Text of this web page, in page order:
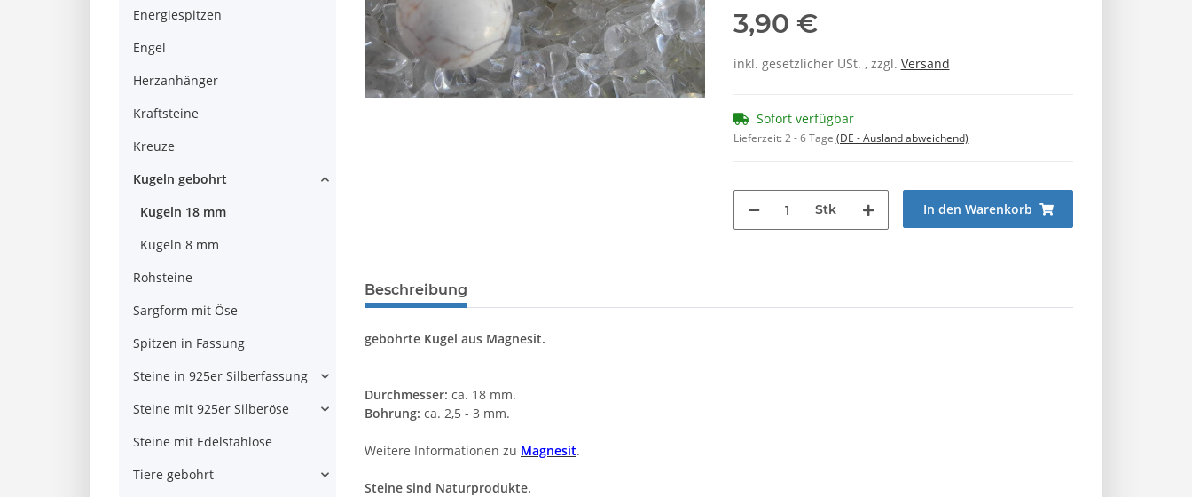
3,90 €
inkl. gesetzlicher USt. , zzgl. Versand
Sofort verfügbar
Lieferzeit:2 - 6 Tage (DE - Ausland abweichend)
Stk In den Warenkorb
Beschreibung
gebohrte Kugel aus Magnesit.
Durchmesser: ca. 18 mm.
Bohrung: ca. 2,5 - 3 mm.
Weitere Informationen zu Magnesit.
Steine sind Naturprodukte.
Energiespitzen
Engel
Herzanhänger
Kraftsteine
Kreuze
Kugeln gebohrt
Kugeln 18 mm
Kugeln 8 mm
Rohsteine
Sargform mit Öse
Spitzen in Fassung
Steine in 925er Silberfassung
Steine mit 925er Silberöse
Steine mit Edelstahlöse
Tiere gebohrt